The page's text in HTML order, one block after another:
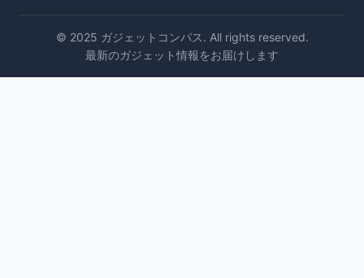
© 2025 ガジェットコンパス. All rights reserved.
最新のガジェット情報をお届けします